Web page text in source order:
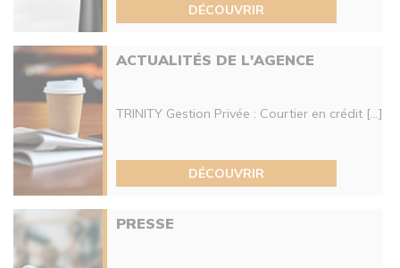
DÉCOUVRIR
ACTUALITÉS DE L'AGENCE
TRINITY Gestion Privée : Courtier en crédit [...]
DÉCOUVRIR
PRESSE